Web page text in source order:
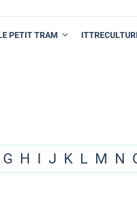
PETIT TRAM
G H I J K L M N